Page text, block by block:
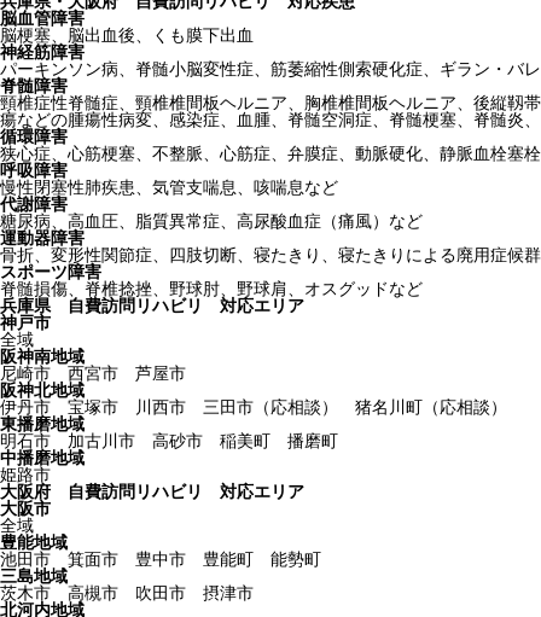
脳血管障害
脳梗塞、脳出血後、くも膜下出血
神経筋障害
パーキンソン病、脊髄小脳変性症、筋萎縮性側索硬化症、ギラン・バ
脊髄障害
頸椎症性脊髄症、頸椎椎間板ヘルニア、胸椎椎間板ヘルニア、後縦靱
瘍などの腫瘍性病変、感染症、血腫、脊髄空洞症、脊髄梗塞、脊髄炎
循環障害
狭心症、心筋梗塞、不整脈、心筋症、弁膜症、動脈硬化、静脈血栓塞
呼吸障害
慢性閉塞性肺疾患、気管支喘息、咳喘息など
代謝障害
糖尿病、高血圧、脂質異常症、高尿酸血症（痛風）など
運動器障害
骨折、変形性関節症、四肢切断、寝たきり、寝たきりによる廃用症候
スポーツ障害
脊髄損傷、脊椎捻挫、野球肘、野球肩、オスグッドなど
兵庫県 自費訪問リハビリ 対応エリア
神戸市
全域
阪神南地域
尼崎市 西宮市 芦屋市
阪神北地域
伊丹市 宝塚市 川西市 三田市（応相談） 猪名川町（応相談）
東播磨地域
明石市 加古川市 高砂市 稲美町 播磨町
中播磨地域
姫路市
大阪府 自費訪問リハビリ 対応エリア
大阪市
全域
豊能地域
池田市 箕面市 豊中市 豊能町 能勢町
三島地域
茨木市 高槻市 吹田市 摂津市
北河内地域